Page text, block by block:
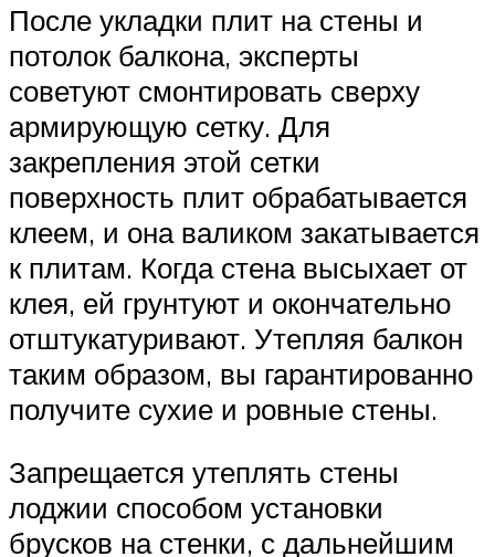
После укладки плит на стены и
потолок балкона, эксперты
советуют смонтировать сверху
армирующую сетку. Для
закрепления этой сетки
поверхность плит обрабатывается
клеем, и она валиком закатывается
к плитам. Когда стена высыхает от
клея, ей грунтуют и окончательно
отштукатуривают. Утепляя балкон
таким образом, вы гарантированно
получите сухие и ровные стены.
Запрещается утеплять стены
лоджии способом установки
брусков на стенки, с дальнейшим